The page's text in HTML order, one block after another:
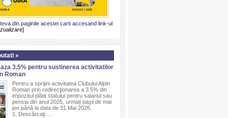
din paginile acestei carti accesand link-ul
»
3.5% pentru sustinerea activitatilor
Roman
Pentru a sprijini activitatea Clubului Alpin
Roman prin redirecţionarea a 3.5% din
impozitul plătit statului pentru salariul sau
pensia din anul 2025, urmați paşii de mai
jos până la data de 31 Mai 2026.
1. Descărcaţi …